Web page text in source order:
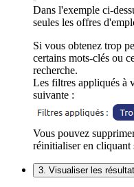
Dans l'exemple ci-
seules les offres
Si vous obtenez trop
certains mots-clés ou
recherche.
Les filtres appliqués à
suivante :
Vous pouvez
réinitialiser en
3. Visualiser les